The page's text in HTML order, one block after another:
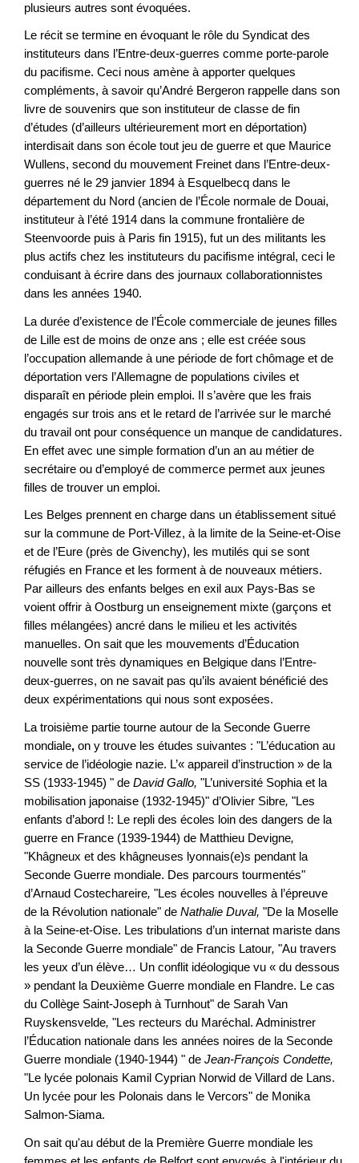
plusieurs autres sont évoquées.
Le récit se termine en évoquant le rôle du Syndicat des
instituteurs dans l’Entre-deux-guerres comme porte-parole
du pacifisme. Ceci nous amène à apporter quelques
compléments, à savoir qu’André Bergeron rappelle dans son
livre de souvenirs que son instituteur de classe de fin
d’études (d’ailleurs ultérieurement mort en déportation)
interdisait dans son école tout jeu de guerre et que Maurice
Wullens, second du mouvement Freinet dans l’Entre-deux-
guerres né le 29 janvier 1894 à Esquelbecq dans le
département du Nord (ancien de l’École normale de Douai,
instituteur à l’été 1914 dans la commune frontalière de
Steenvoorde puis à Paris fin 1915), fut un des militants les
plus actifs chez les instituteurs du pacifisme intégral, ceci le
conduisant à écrire dans des journaux collaborationnistes
dans les années 1940.
La durée d’existence de l’École commerciale de jeunes filles
de Lille est de moins de onze ans ; elle est créée sous
l’occupation allemande à une période de fort chômage et de
déportation vers l’Allemagne de populations civiles et
disparaît en période plein emploi. Il s’avère que les frais
engagés sur trois ans et le retard de l’arrivée sur le marché
du travail ont pour conséquence un manque de candidatures.
En effet avec une simple formation d’un an au métier de
secrétaire ou d’employé de commerce permet aux jeunes
filles de trouver un emploi.
Les Belges prennent en charge dans un établissement situé
sur la commune de Port-Villez, à la limite de la Seine-et-Oise
et de l’Eure (près de Givenchy), les mutilés qui se sont
réfugiés en France et les forment à de nouveaux métiers.
Par ailleurs des enfants belges en exil aux Pays-Bas se
voient offrir à Oostburg un enseignement mixte (garçons et
filles mélangées) ancré dans le milieu et les activités
manuelles. On sait que les mouvements d’Éducation
nouvelle sont très dynamiques en Belgique dans l’Entre-
deux-guerres, on ne savait pas qu’ils avaient bénéficié des
deux expérimentations qui nous sont exposées.
La troisième partie tourne autour de la Seconde Guerre
mondiale, on y trouve les études suivantes : "L’éducation au
service de l’idéologie nazie. L’« appareil d’instruction » de la
SS (1933-1945) " de David Gallo, "L’université Sophia et la
mobilisation japonaise (1932-1945)" d’Olivier Sibre, "Les
enfants d’abord !: Le repli des écoles loin des dangers de la
guerre en France (1939-1944) de Matthieu Devigne,
"Khâgneux et des khâgneuses lyonnais(e)s pendant la
Seconde Guerre mondiale. Des parcours tourmentés"
d’Arnaud Costechareire, "Les écoles nouvelles à l’épreuve
de la Révolution nationale" de Nathalie Duval, "De la Moselle
à la Seine-et-Oise. Les tribulations d’un internat mariste dans
la Seconde Guerre mondiale" de Francis Latour, "Au travers
les yeux d’un élève… Un conflit idéologique vu « du dessous
» pendant la Deuxième Guerre mondiale en Flandre. Le cas
du Collège Saint-Joseph à Turnhout" de Sarah Van
Ruyskensvelde, "Les recteurs du Maréchal. Administrer
l’Éducation nationale dans les années noires de la Seconde
Guerre mondiale (1940-1944) " de Jean-François Condette,
"Le lycée polonais Kamil Cyprian Norwid de Villard de Lans.
Un lycée pour les Polonais dans le Vercors" de Monika
Salmon-Siama.
On sait qu'au début de la Première Guerre mondiale les